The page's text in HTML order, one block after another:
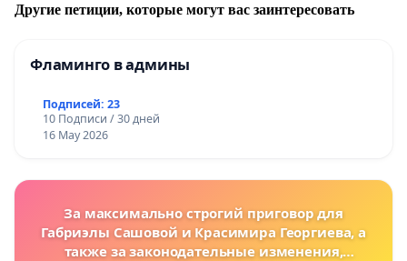
Другие петиции, которые могут вас заинтересовать
Фламинго в админы
Подписей: 23
10 Подписи / 30 дней
16 May 2026
За максимально строгий приговор для
Габриэлы Сашовой и Красимира Георгиева, а
также за законодательные изменения,